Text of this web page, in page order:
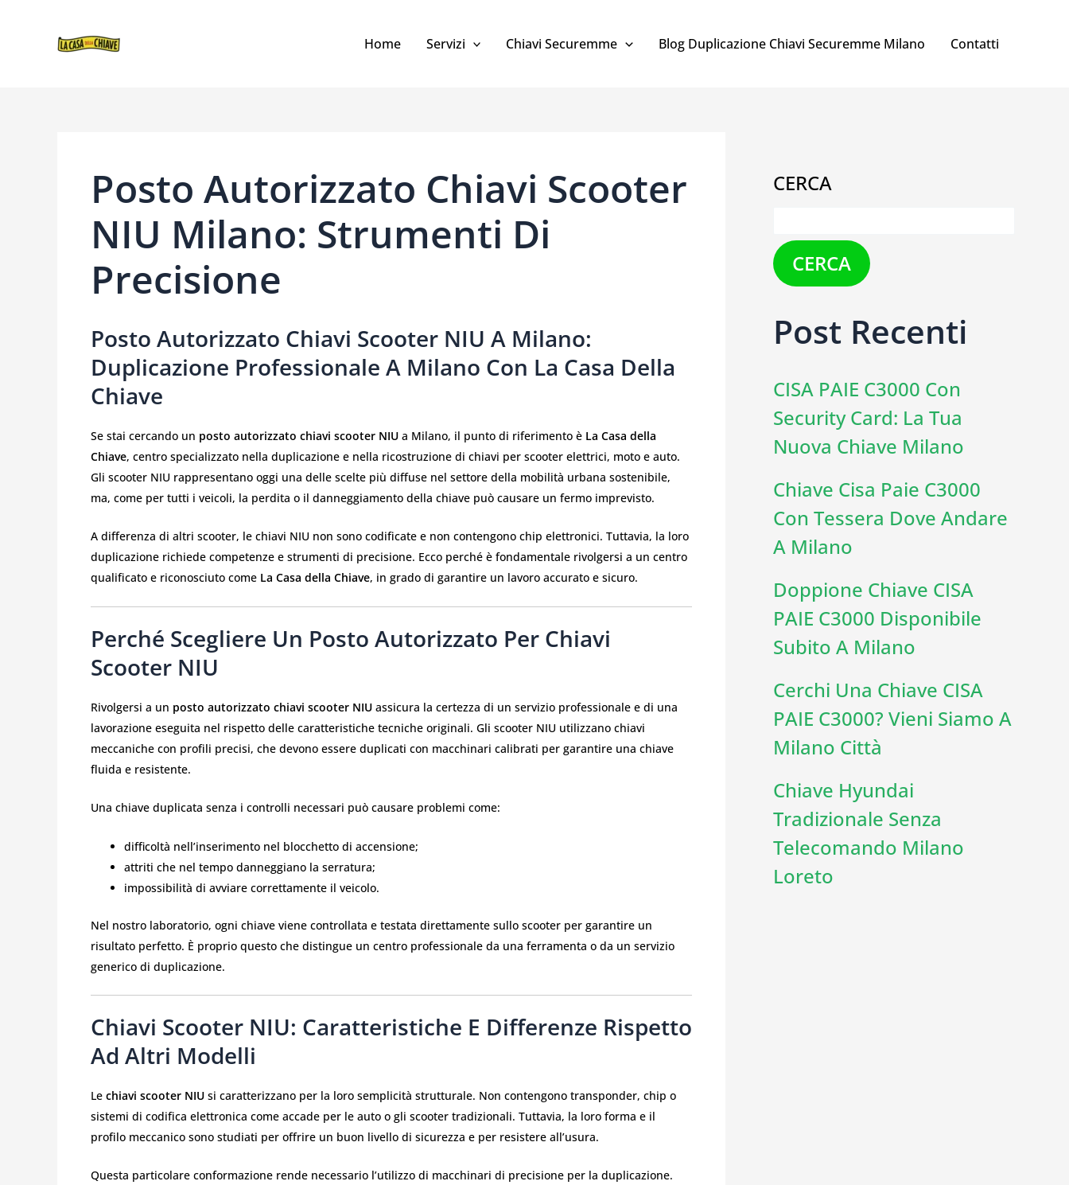
CONTENUTO
Home Servizi Chiavi Securemme Blog Duplicazione Chiavi Securemme Milano Contatti
Posto Autorizzato Chiavi Scooter
NIU Milano: Strumenti Di
Precisione
Posto Autorizzato Chiavi Scooter NIU A Milano:
Duplicazione Professionale A Milano Con La Casa Della
Chiave
Se stai cercando un posto autorizzato chiavi scooter NIU a Milano, il punto di riferimento è La Casa della
Chiave, centro specializzato nella duplicazione e nella ricostruzione di chiavi per scooter elettrici, moto e auto.
Gli scooter NIU rappresentano oggi una delle scelte più diffuse nel settore della mobilità urbana sostenibile,
ma, come per tutti i veicoli, la perdita o il danneggiamento della chiave può causare un fermo imprevisto.
A differenza di altri scooter, le chiavi NIU non sono codificate e non contengono chip elettronici. Tuttavia, la loro
duplicazione richiede competenze e strumenti di precisione. Ecco perché è fondamentale rivolgersi a un centro
qualificato e riconosciuto come La Casa della Chiave, in grado di garantire un lavoro accurato e sicuro.
Perché Scegliere Un Posto Autorizzato Per Chiavi
Scooter NIU
Rivolgersi a un posto autorizzato chiavi scooter NIU assicura la certezza di un servizio professionale e di una
lavorazione eseguita nel rispetto delle caratteristiche tecniche originali. Gli scooter NIU utilizzano chiavi
meccaniche con profili precisi, che devono essere duplicati con macchinari calibrati per garantire una chiave
fluida e resistente.
Una chiave duplicata senza i controlli necessari può causare problemi come:
difficoltà nell’inserimento nel blocchetto di accensione;
attriti che nel tempo danneggiano la serratura;
impossibilità di avviare correttamente il veicolo.
Nel nostro laboratorio, ogni chiave viene controllata e testata direttamente sullo scooter per garantire un
risultato perfetto. È proprio questo che distingue un centro professionale da una ferramenta o da un servizio
generico di duplicazione.
Chiavi Scooter NIU: Caratteristiche E Differenze Rispetto
Ad Altri Modelli
Le chiavi scooter NIU si caratterizzano per la loro semplicità strutturale. Non contengono transponder, chip o
sistemi di codifica elettronica come accade per le auto o gli scooter tradizionali. Tuttavia, la loro forma e il
profilo meccanico sono studiati per offrire un buon livello di sicurezza e per resistere all’usura.
Questa particolare conformazione rende necessario l’utilizzo di macchinari di precisione per la duplicazione.
CERCA
CERCA
Post Recenti
CISA PAIE C3000 Con
Security Card: La Tua
Nuova Chiave Milano
Chiave Cisa Paie C3000
Con Tessera Dove Andare
A Milano
Doppione Chiave CISA
PAIE C3000 Disponibile
Subito A Milano
Cerchi Una Chiave CISA
PAIE C3000? Vieni Siamo A
Milano Città
Chiave Hyundai
Tradizionale Senza
Telecomando Milano
Loreto